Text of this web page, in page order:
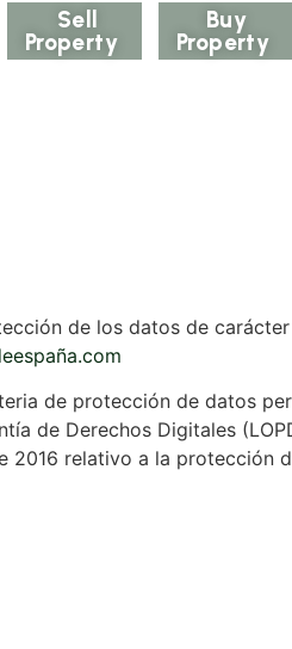
Sell
Property
Buy
Property
de los datos de
de protección de datos
de Derechos Digitales
relativo a la protección